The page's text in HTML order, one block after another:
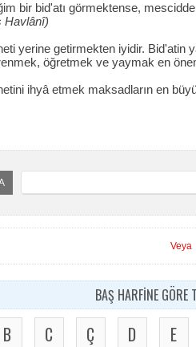
bir bid'atı görmektense,
Havlânî)
yerine getirmekten iyidir. Bid'atin
öğretmek ve yaymak en
ihyâ etmek maksadların en
Veya
BAŞ HARFİNE
B C Ç D E